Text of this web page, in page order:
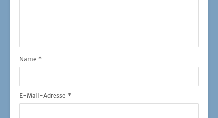
Name *
E-Mail-Adresse *